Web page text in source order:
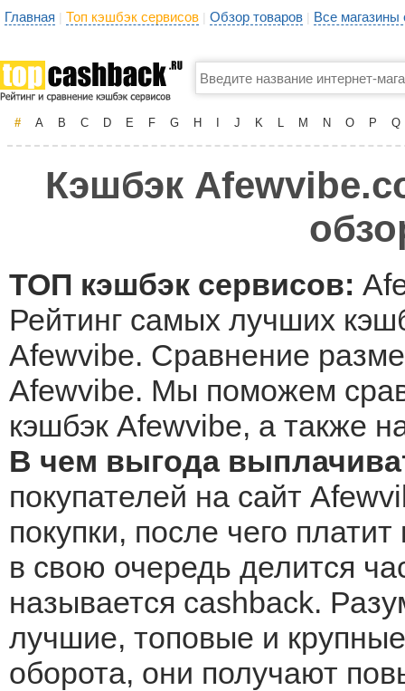
Главная | Топ кэшбэк сервисов | Обзор товаров | Все
# A B C D E F G H J K L M N O P Q
Кэшбэк
ТОП кэшбэк сервисов:
Рейтинг самых лучших
Afewvibe. Сравнение
Afewvibe. Мы поможем
кэшбэк Afewvibe, а также
В чем выгода
покупателей на сайт
покупки, после чего
в свою очередь делится
называется cashback.
лучшие, топовые и
оборота, они получают